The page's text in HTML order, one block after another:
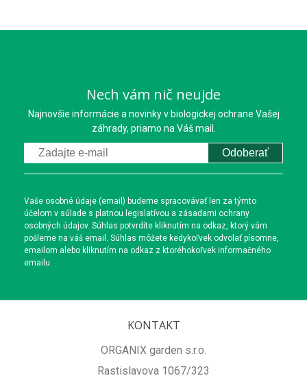
Nech vám nič neujde
Najnovšie informácie a novinky v biologickej ochrane Vašej
záhrady, priamo na Váš mail.
Odoberať
Vaše osobné údaje (email) budeme spracovávať len za týmto
účelom v súlade s platnou legislatívou a zásadami ochrany
osobných údajov. Súhlas potvrdíte kliknutím na odkaz, ktorý vám
pošleme na váš email. Súhlas môžete kedykoľvek odvolať písomne,
emailom alebo kliknutím na odkaz z ktoréhokoľvek informačného
emailu.
KONTAKT
ORGANIX garden s.r.o.
Rastislavova 1067/323